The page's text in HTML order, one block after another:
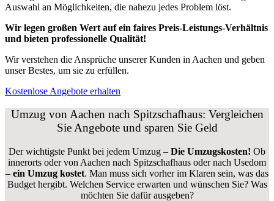
Auswahl an Möglichkeiten, die nahezu jedes Problem löst.
Wir legen großen Wert auf ein faires Preis-Leistungs-Verhältnis
und bieten professionelle Qualität!
Wir verstehen die Ansprüche unserer Kunden in Aachen und geben
unser Bestes, um sie zu erfüllen.
Kostenlose Angebote erhalten
Umzug von Aachen nach Spitzschafhaus: Vergleichen
Sie Angebote und sparen Sie Geld
Der wichtigste Punkt bei jedem Umzug – Die Umzugskosten! Ob
innerorts oder von Aachen nach Spitzschafhaus oder nach Usedom
– ein Umzug kostet. Man muss sich vorher im Klaren sein, was das
Budget hergibt. Welchen Service erwarten und wünschen Sie? Was
möchten Sie dafür ausgeben?